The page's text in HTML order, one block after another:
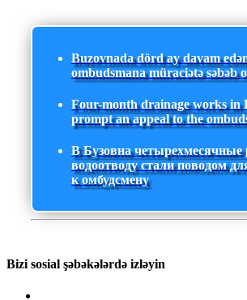
Buzovnada dörd ay davam
ombudsmana müraciətə səbəb
Four-month drainage works in
prompt an appeal to the
В Бузовна четырехмесячные
водоотводу стали поводом
к омбудсмену
Bizi sosial şəbəkələrdə izləyin